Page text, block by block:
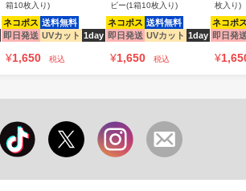
箱10枚入り)
ネコポス 送料無料
即日発送 UVカット 1day
¥1,650 税込
ビー(1箱10枚入り)
ネコポス 送料無料
即日発送 UVカット 1day
¥1,650 税込
枚入り)
ネコポ
即日発
¥